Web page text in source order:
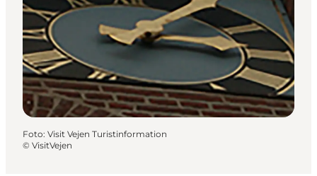
Foto: Visit Vejen Turistinformation
© VisitVejen